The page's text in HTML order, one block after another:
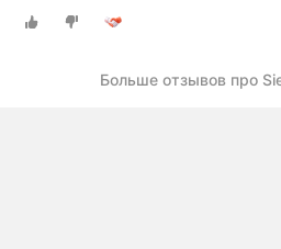
Больше отзывов про